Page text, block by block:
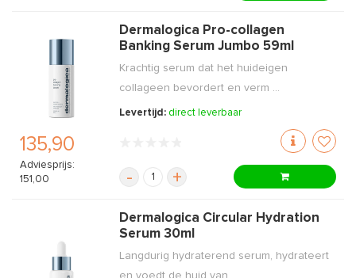
135,90
Adviesprijs:
151,00
Dermalogica Pro-collagen
Banking Serum Jumbo 59ml
Krachtig serum dat het huideigen
collageen bevordert en verm ...
Levertijd: direct leverbaar
- +
Dermalogica Circular Hydration
Serum 30ml
Langdurig hydraterend serum, hydrateert
en voedt de huid van ...